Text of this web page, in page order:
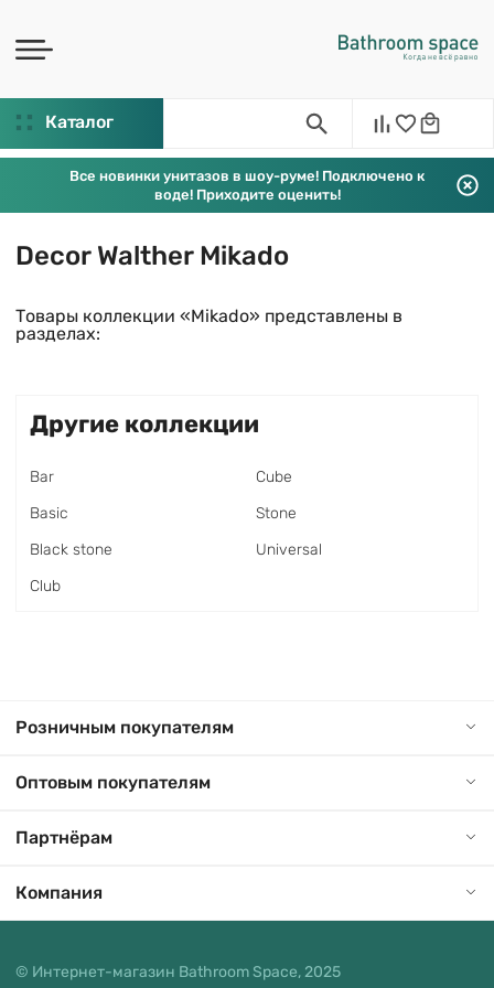
Каталог
Все новинки унитазов в шоу-руме! Подключено к
воде! Приходите оценить!
Decor Walther Mikado
Товары коллекции «Mikado» представлены в
разделах:
Другие коллекции
Bar
Basic
Black stone
Club
Cube
Stone
Universal
Розничным покупателям
Оптовым покупателям
Партнёрам
Компания
© Интернет-магазин Bathroom Space, 2025